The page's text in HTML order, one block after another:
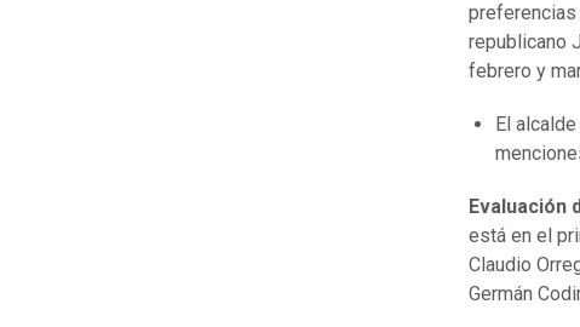
preferencias
republicano
febrero y
El
Evaluación
está en el
Claudio
Germán